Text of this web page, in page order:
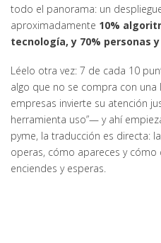
todo el panorama: un
aproximadamente 10%
tecnología, y 70% personas
Léelo otra vez: 7 de cada 10
algo que no se compra con una
empresas invierte su atención
herramienta uso”— y ahí
pyme, la traducción es directa:
operas, cómo apareces y
enciendes y esperas.